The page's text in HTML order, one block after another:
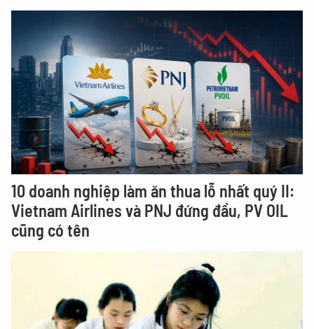
10 doanh nghiệp làm ăn thua lỗ nhất quý II:
Vietnam Airlines và PNJ đứng đầu, PV OIL
cũng có tên